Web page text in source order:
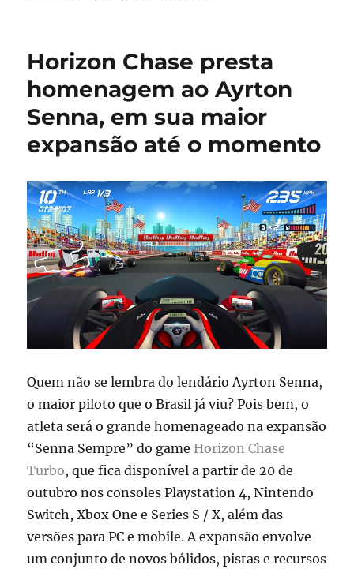
Racing:
e
Persona
3
Reload
público
da
BGS
2025
Horizon Chase presta
homenagem ao Ayrton
Senna, em sua maior
expansão até o momento
Quem não se lembra do lendário Ayrton Senna,
o maior piloto que o Brasil já viu? Pois bem, o
atleta será o grande homenageado na expansão
“Senna Sempre” do game Horizon Chase
Turbo, que fica disponível a partir de 20 de
outubro nos consoles Playstation 4, Nintendo
Switch, Xbox One e Series S / X, além das
versões para PC e mobile. A expansão envolve
um conjunto de novos bólidos, pistas e recursos